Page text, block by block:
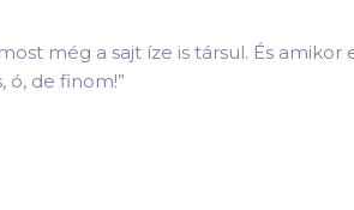
még a sajt íze is társul. És amikor
ó, de finom!”